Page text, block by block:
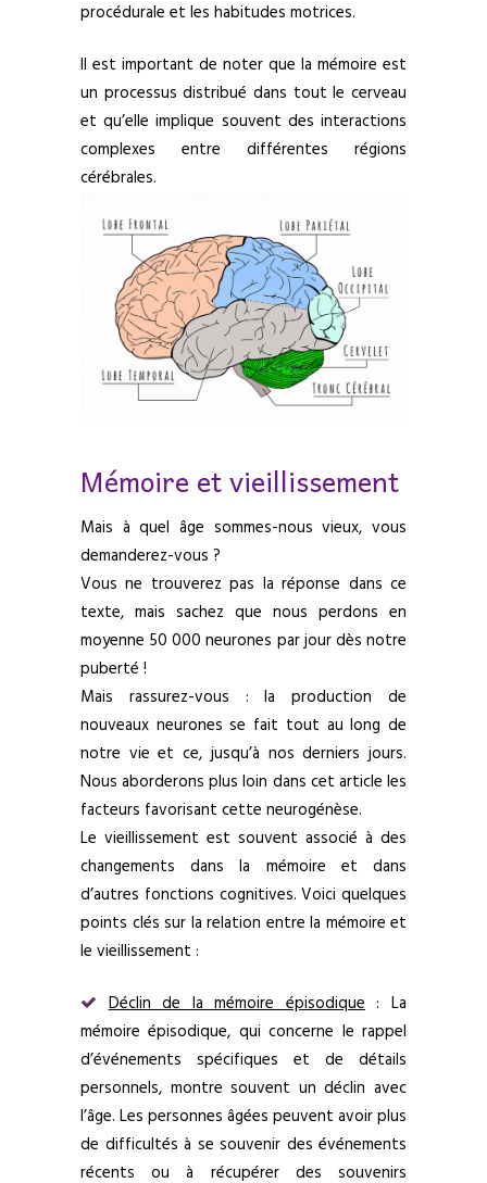
procédurale et les habitudes motrices.
Il est important de noter que la mémoire est
un processus distribué dans tout le cerveau
et qu’elle implique souvent des interactions
complexes entre différentes régions
cérébrales.
Mémoire et vieillissement
Mais à quel âge sommes-nous vieux, vous
demanderez-vous ?
Vous ne trouverez pas la réponse dans ce
texte, mais sachez que nous perdons en
moyenne 50 000 neurones par jour dès notre
puberté !
Mais rassurez-vous : la production de
nouveaux neurones se fait tout au long de
notre vie et ce, jusqu’à nos derniers jours.
Nous aborderons plus loin dans cet article les
facteurs favorisant cette neurogénèse.
Le vieillissement est souvent associé à des
changements dans la mémoire et dans
d’autres fonctions cognitives. Voici quelques
points clés sur la relation entre la mémoire et
le vieillissement :
Déclin de la mémoire épisodique : La
mémoire épisodique, qui concerne le rappel
d’événements spécifiques et de détails
personnels, montre souvent un déclin avec
l’âge. Les personnes âgées peuvent avoir plus
de difficultés à se souvenir des événements
récents ou à récupérer des souvenirs